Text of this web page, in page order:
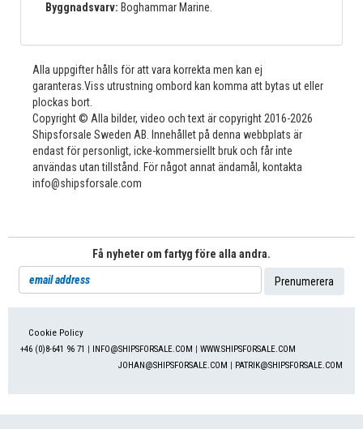
Byggnadsvarv: Boghammar Marine.
Alla uppgifter hålls för att vara korrekta men kan ej
garanteras.Viss utrustning ombord kan komma att bytas ut eller
plockas bort.
Copyright © Alla bilder, video och text är copyright 2016-2026
Shipsforsale Sweden AB. Innehållet på denna webbplats är
endast för personligt, icke-kommersiellt bruk och får inte
användas utan tillstånd. För något annat ändamål, kontakta
info@shipsforsale.com
Få nyheter om fartyg före alla andra.
Cookie Policy
+46 (0)8-641 96 71 | INFO@SHIPSFORSALE.COM | WWW.SHIPSFORSALE.COM
JOHAN@SHIPSFORSALE.COM | PATRIK@SHIPSFORSALE.COM